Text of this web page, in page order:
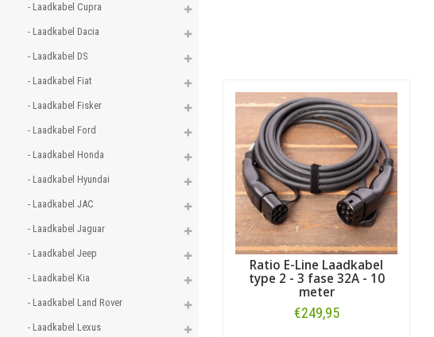
- Laadkabel Cupra
- Laadkabel Dacia
- Laadkabel DS
- Laadkabel Fiat
- Laadkabel Fisker
- Laadkabel Ford
- Laadkabel Honda
- Laadkabel Hyundai
- Laadkabel JAC
- Laadkabel Jaguar
- Laadkabel Jeep
- Laadkabel Kia
- Laadkabel Land Rover
- Laadkabel Lexus
Ratio E-Line Laadkabel
type 2 - 3 fase 32A - 10
meter
€249,95